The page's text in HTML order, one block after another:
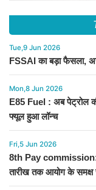
Tue,9 Jun 2026
FSSAI का बड़ा फैसला,
Mon,8 Jun 2026
E85 Fuel : अब पेट्रोल
फ्यूल हुआ लॉन्च
Fri,5 Jun 2026
8th Pay commission:
तारीख तक आयोग के समक्ष